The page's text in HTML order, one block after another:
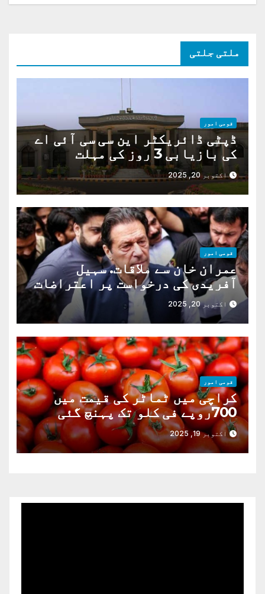
ملتی جلتی
قومی امور
ڈپٹی ڈائریکٹر این سی سی آئی اے
کی بازیابی 3 روز کی مہلت
اکتوبر 20, 2025
قومی امور
عمران خان سے ملاقات. سہیل
آفریدی کی درخواست پر اعتراضات
دوراکتوبر 20, 2025
قومی امور
کراچی میں ٹماٹر کی قیمت میں
700روپے فی کلو تک پہنچ گئی
اکتوبر 19, 2025